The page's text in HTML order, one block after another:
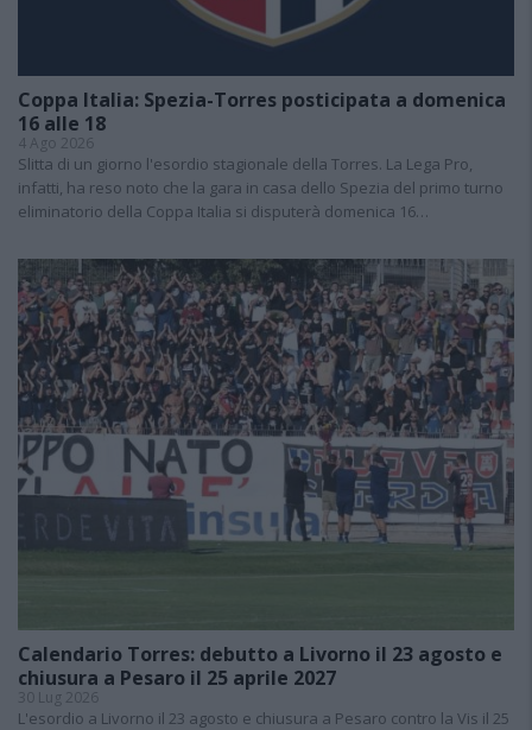
Coppa Italia: Spezia-Torres posticipata a domenica
16 alle 18
4 Ago 2026
Slitta di un giorno l'esordio stagionale della Torres. La Lega Pro,
infatti, ha reso noto che la gara in casa dello Spezia del primo turno
eliminatorio della Coppa Italia si disputerà domenica 16…
Calendario Torres: debutto a Livorno il 23 agosto e
chiusura a Pesaro il 25 aprile 2027
30 Lug 2026
L'esordio a Livorno il 23 agosto e chiusura a Pesaro contro la Vis il 25